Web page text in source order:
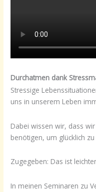
Durchatmen dank
Stressige
uns in unserem Leben
Dabei wissen wir, dass
benötigen, um glücklich zu
Zugegeben: Das ist
In meinen Seminaren zu